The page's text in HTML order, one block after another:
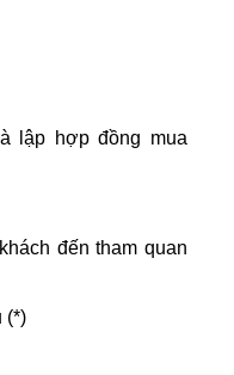
lập hợp đồng mua
đến tham quan
(*)